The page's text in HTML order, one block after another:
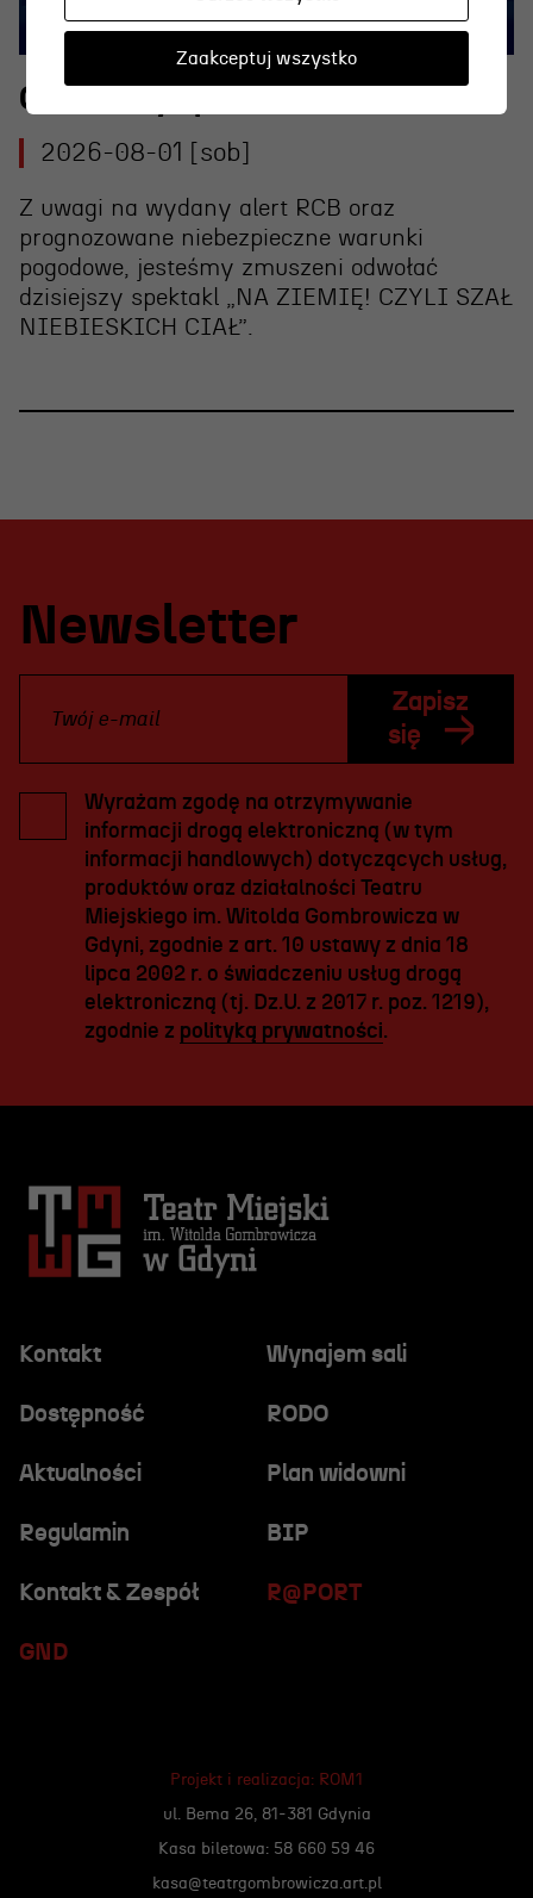
Odwołany spektakl 1.08.2026 r.
2026-08-01 [sob]
Z uwagi na wydany alert RCB oraz
prognozowane niebezpieczne warunki
pogodowe, jesteśmy zmuszeni odwołać
dzisiejszy spektakl „NA ZIEMIĘ! CZYLI SZAŁ
NIEBIESKICH CIAŁ”.
Newsletter
Zapisz
się
Wyrażam zgodę na otrzymywanie
informacji drogą elektroniczną (w tym
informacji handlowych) dotyczących usług,
produktów oraz działalności Teatru
Miejskiego im. Witolda Gombrowicza w
Gdyni, zgodnie z art. 10 ustawy z dnia 18
lipca 2002 r. o świadczeniu usług drogą
elektroniczną (tj. Dz.U. z 2017 r. poz. 1219),
zgodnie z polityką prywatności.
Kontakt Wynajem sali
Dostępność RODO
R@PORT
Aktualności Plan widowni
Regulamin BIP
GND
Kontakt & Zespół
Projekt i realizacja: ROM1
ul. Bema 26, 81-381 Gdynia
Kasa biletowa: 58 660 59 46
kasa@teatrgombrowicza.art.pl
Zaakceptuj wszystko